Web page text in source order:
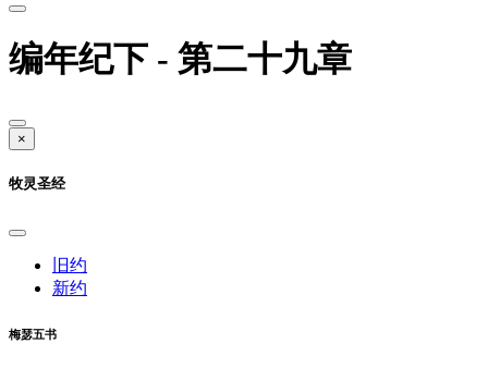
编年纪下 - 第二十九章
×
牧灵圣经
旧约
新约
梅瑟五书